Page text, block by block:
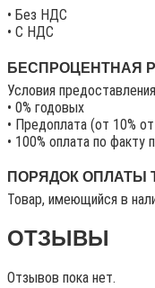
• Без НДС
• C НДС
БЕСПРОЦЕНТНАЯ
Условия
• 0% годовых
• Предоплата (от 10%
• 100% оплата по факту
ПОРЯДОК ОПЛАТЫ
Товар, имеющийся в
ОТЗЫВЫ
Отзывов пока нет.